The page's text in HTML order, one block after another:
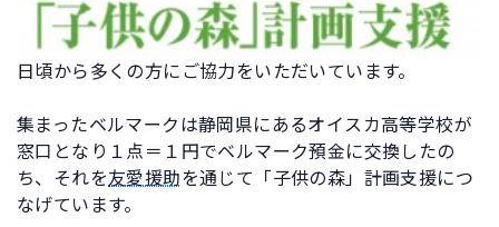
日頃から多くの方にご協力をいただいています。
集まったベルマークは静岡県にあるオイスカ高等学校が
窓口となり１点＝１円でベルマーク預金に交換したの
ち、それを友愛援助を通じて「子供の森」計画支援につ
なげています。